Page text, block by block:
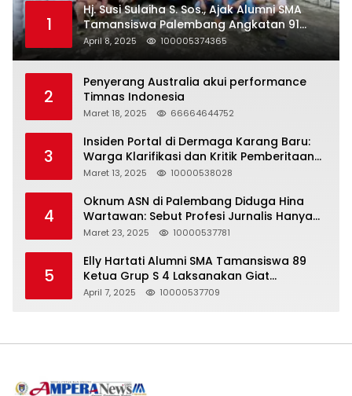
1
Hj. Susi Sulaiha S. Sos., Ajak Alumni SMA
Tamansiswa Palembang Angkatan 91
Halal Bihalal
April 8, 2025 100005374365
2
Penyerang Australia akui performance
Timnas Indonesia
Maret 18, 2025 66664644752
3
Insiden Portal di Dermaga Karang Baru:
Warga Klarifikasi dan Kritik Pemberitaan
yang Tidak Akurat
Maret 13, 2025 10000538028
4
Oknum ASN di Palembang Diduga Hina
Wartawan: Sebut Profesi Jurnalis Hanya
Seharga 2 Liter Bensin, Berujung Dugaan
Maret 23, 2025 10000537781
5
Elly Hartati Alumni SMA Tamansiswa 89
Ketua Grup S 4 Laksanakan Giat
Silaturahmi
April 7, 2025 10000537709